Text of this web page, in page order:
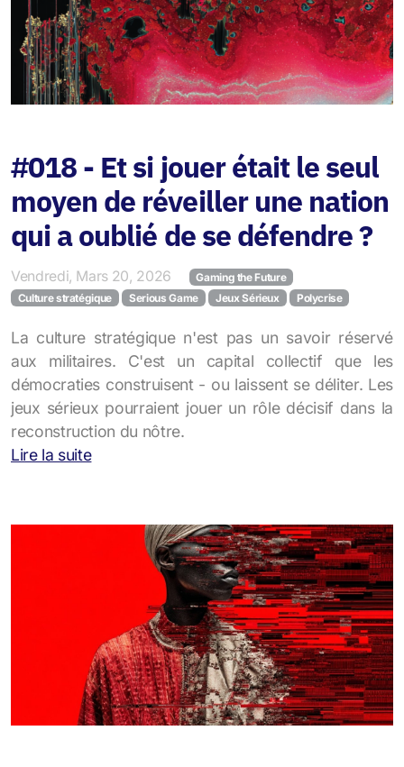
#018 - Et si jouer était le seul
moyen de réveiller une nation
qui a oublié de se défendre ?
Vendredi, Mars 20, 2026
Gaming the Future
Culture stratégique
Serious Game Jeux Sérieux Polycrise
La culture stratégique n'est pas un savoir réservé
aux militaires. C'est un capital collectif que les
démocraties construisent - ou laissent se déliter. Les
jeux sérieux pourraient jouer un rôle décisif dans la
reconstruction du nôtre.
Lire la suite